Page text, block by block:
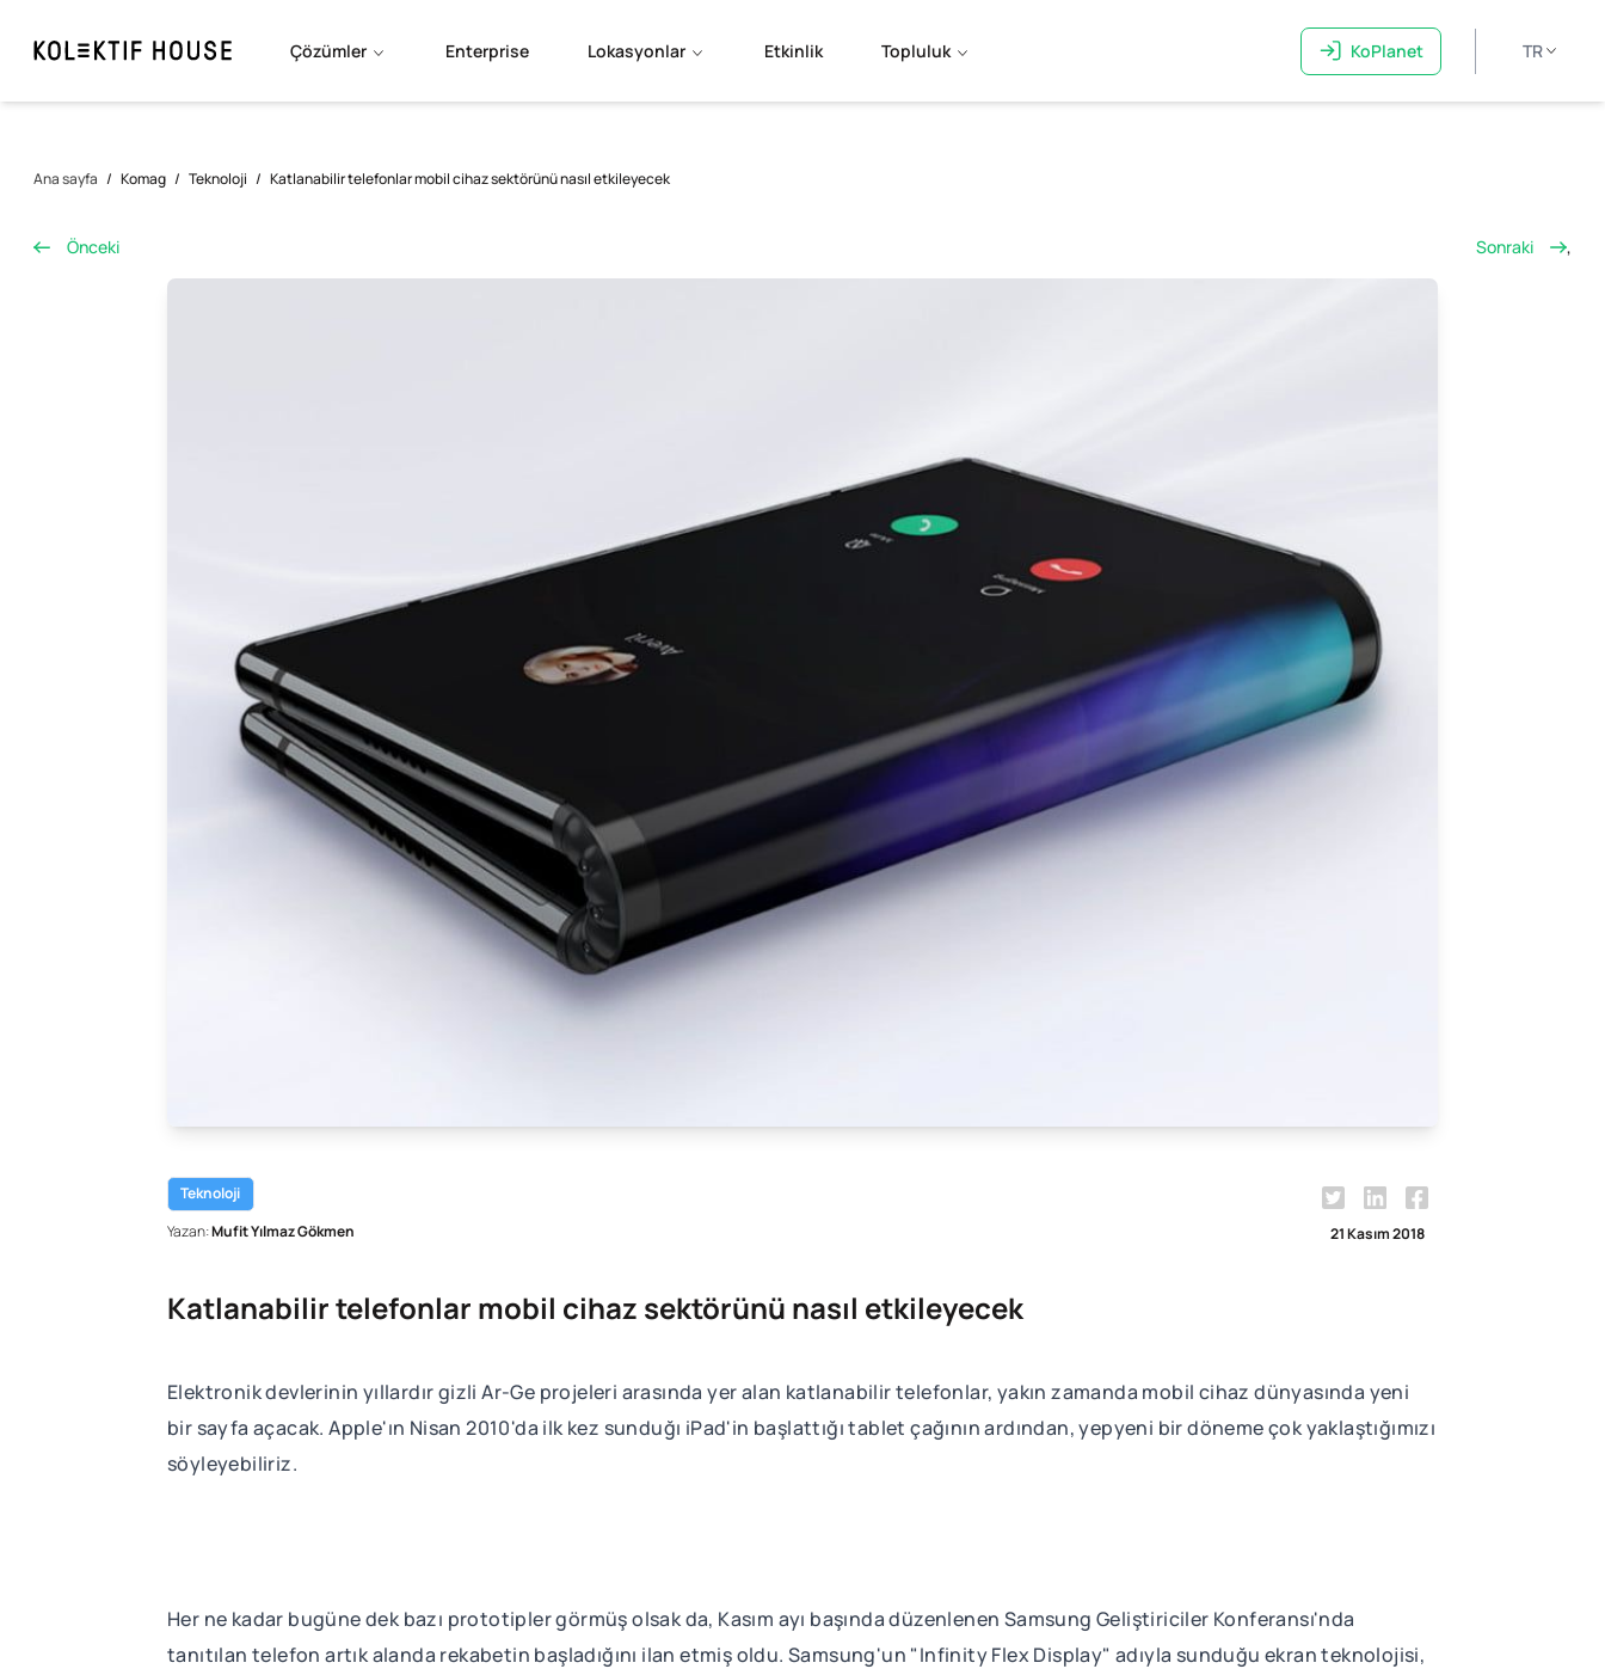
Çözümler Enterprise Lokasyonlar Etkinlik Topluluk KoPlanet TR
Ana sayfa / Komag / Teknoloji / Katlanabilir telefonlar mobil cihaz sektörünü nasıl etkileyecek
Önceki Sonraki ,
Teknoloji
Yazan:Mufit Yılmaz Gökmen 21 Kasım 2018
Katlanabilir telefonlar mobil cihaz sektörünü nasıl etkileyecek
Elektronik devlerinin yıllardır gizli Ar-Ge projeleri arasında yer alan katlanabilir telefonlar, yakın zamanda mobil cihaz dünyasında yeni
bir sayfa açacak. Apple'ın Nisan 2010'da ilk kez sunduğı iPad'in başlattığı tablet çağının ardından, yepyeni bir döneme çok yaklaştığımızı
söyleyebiliriz.
Her ne kadar bugüne dek bazı prototipler görmüş olsak da, Kasım ayı başında düzenlenen Samsung Geliştiriciler Konferansı'nda
tanıtılan telefon artık alanda rekabetin başladığını ilan etmiş oldu. Samsung'un "Infinity Flex Display" adıyla sunduğu ekran teknolojisi,